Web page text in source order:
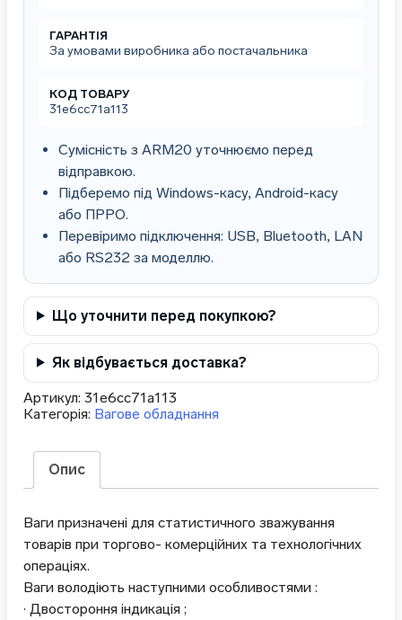
кількість
ГАРАНТІЯ
За умовами виробника або постачальника
КОД ТОВАРУ
31e6cc71a113
Сумісність з ARM20 уточнюємо перед
відправкою.
Підберемо під Windows-касу, Android-касу
або ПРРО.
Перевіримо підключення: USB, Bluetooth, LAN
або RS232 за моделлю.
Що уточнити перед покупкою?
Як відбувається доставка?
Артикул: 31e6cc71a113
Категорія: Вагове обладнання
Опис
Ваги призначені для статистичного зважування
товарів при торгово- комерційних та технологічних
операціях.
Ваги володіють наступними особливостями :
· Двостороння індикація ;